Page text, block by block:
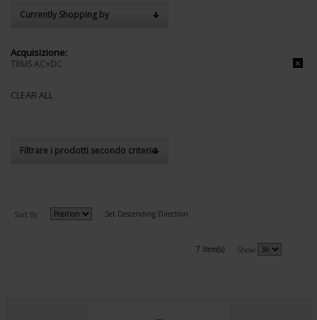
Currently Shopping by
Acquisizione:
TRMS AC+DC
CLEAR ALL
Filtrare i prodotti secondo criterio
Sort By Set Descending Direction
7 item(s) Show